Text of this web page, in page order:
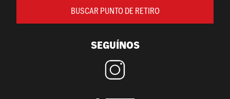
BUSCAR PUNTO DE RETIRO
SEGUÍNOS